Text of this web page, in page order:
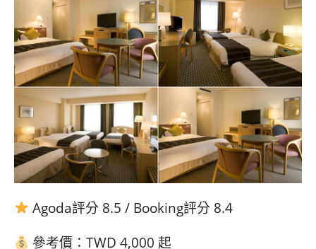
Agoda評分 8.5 / Booking評分 8.4
參考價：TWD 4,000 起